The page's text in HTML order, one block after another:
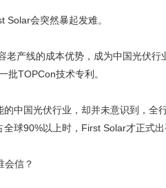
Solar会突然暴起发难。
老产线的成本优势，成为中国光伏行
批TOPCon技术专利。
中国光伏行业，却并未意识到，全
球90%以上时，First Solar才正式出
会信？